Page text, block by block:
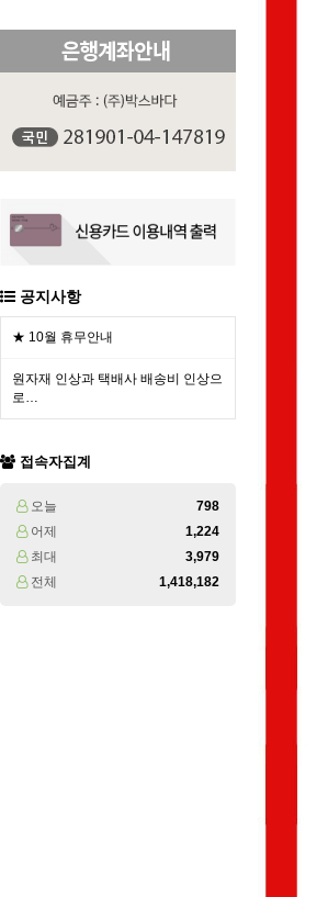
공지사항
★ 10월 휴무안내
원자재 인상과 택배사 배송비 인상으
로…
접속자집계
오늘
798
어제
1,224
최대
3,979
전체
1,418,182